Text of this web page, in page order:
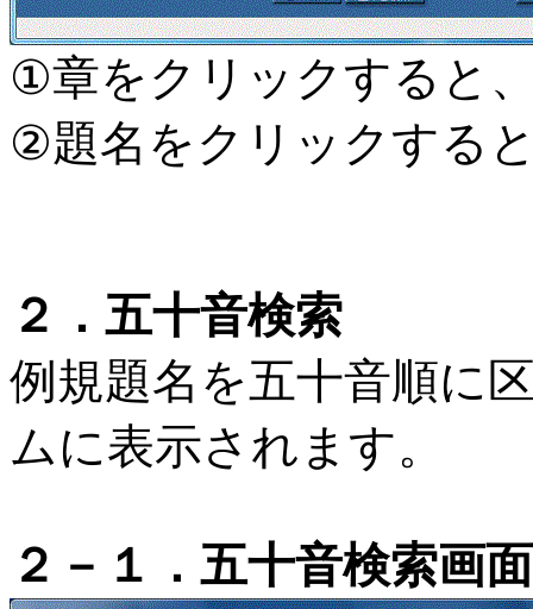
①章をクリックすると
②題名をクリックする
２．五十音検索
例規題名を五十音順に
ムに表示されます。
２－１．五十音検索画面